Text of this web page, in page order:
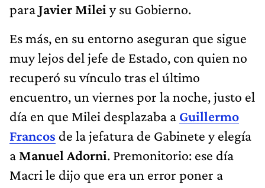
paraJavier Milei y su Gobierno.
Es más, en su entorno aseguran que sigue
muy lejos del jefe de Estado, con quien no
recuperó su vínculo tras el último
encuentro, un viernes por la noche, justo el
día en que Milei desplazaba a Guillermo
Francos de la jefatura de Gabinete y elegía
a Manuel Adorni. Premonitorio: ese día
Macri le dijo que era un error poner a